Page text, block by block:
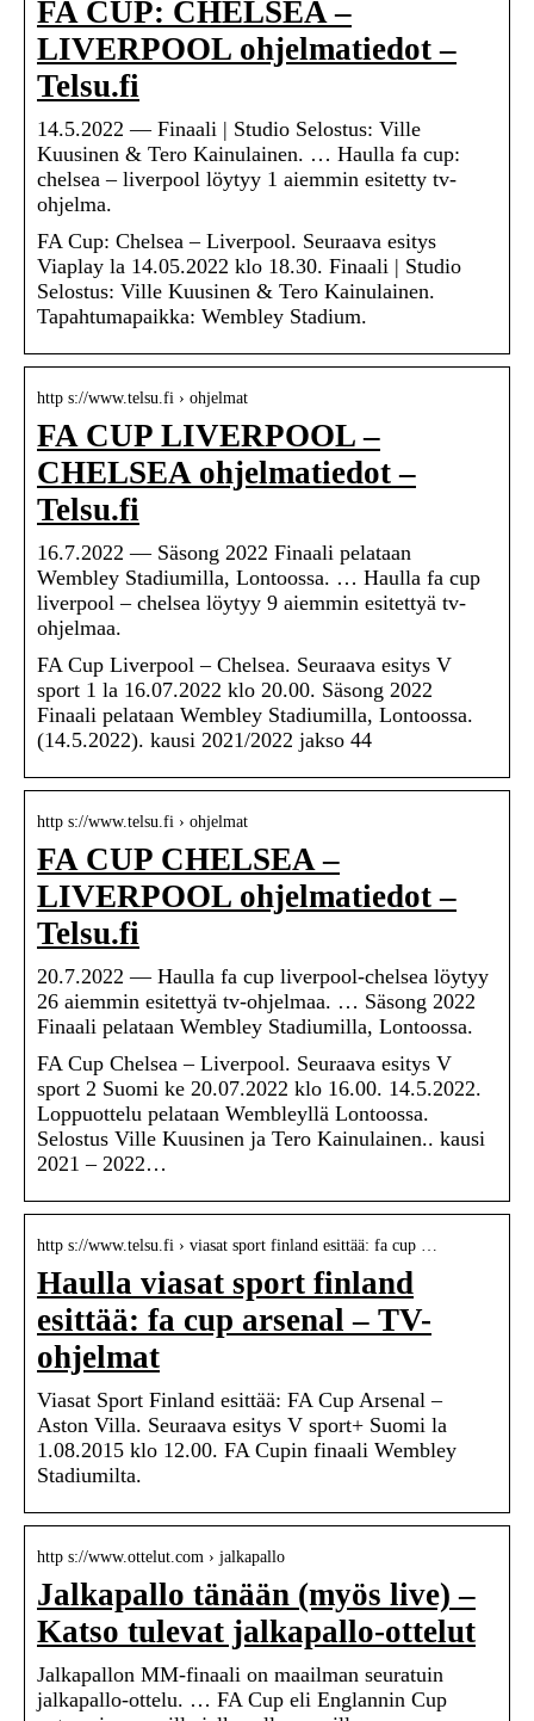
FA CUP: CHELSEA –
LIVERPOOL ohjelmatiedot –
Telsu.fi
14.5.2022 — Finaali | Studio Selostus: Ville
Kuusinen & Tero Kainulainen. … Haulla fa cup:
chelsea – liverpool löytyy 1 aiemmin esitetty tv-
ohjelma.
FA Cup: Chelsea – Liverpool. Seuraava esitys
Viaplay la 14.05.2022 klo 18.30. Finaali | Studio
Selostus: Ville Kuusinen & Tero Kainulainen.
Tapahtumapaikka: Wembley Stadium.
http s://www.telsu.fi › ohjelmat
FA CUP LIVERPOOL –
CHELSEA ohjelmatiedot –
Telsu.fi
16.7.2022 — Säsong 2022 Finaali pelataan
Wembley Stadiumilla, Lontoossa. … Haulla fa cup
liverpool – chelsea löytyy 9 aiemmin esitettyä tv-
ohjelmaa.
FA Cup Liverpool – Chelsea. Seuraava esitys V
sport 1 la 16.07.2022 klo 20.00. Säsong 2022
Finaali pelataan Wembley Stadiumilla, Lontoossa.
(14.5.2022). kausi 2021/2022 jakso 44
http s://www.telsu.fi › ohjelmat
FA CUP CHELSEA –
LIVERPOOL ohjelmatiedot –
Telsu.fi
20.7.2022 — Haulla fa cup liverpool-chelsea löytyy
26 aiemmin esitettyä tv-ohjelmaa. … Säsong 2022
Finaali pelataan Wembley Stadiumilla, Lontoossa.
FA Cup Chelsea – Liverpool. Seuraava esitys V
sport 2 Suomi ke 20.07.2022 klo 16.00. 14.5.2022.
Loppuottelu pelataan Wembleyllä Lontoossa.
Selostus Ville Kuusinen ja Tero Kainulainen.. kausi
2021 – 2022…
http s://www.telsu.fi › viasat sport finland esittää: fa cup …
Haulla viasat sport finland
esittää: fa cup arsenal – TV-
ohjelmat
Viasat Sport Finland esittää: FA Cup Arsenal –
Aston Villa. Seuraava esitys V sport+ Suomi la
1.08.2015 klo 12.00. FA Cupin finaali Wembley
Stadiumilta.
http s://www.ottelut.com › jalkapallo
Jalkapallo tänään (myös live) –
Katso tulevat jalkapallo-ottelut
Jalkapallon MM-finaali on maailman seuratuin
jalkapallo-ottelu. … FA Cup eli Englannin Cup